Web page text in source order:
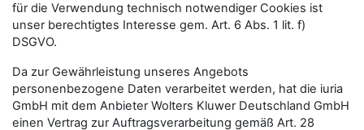
für die Verwendung technisch notwendiger Cookies ist
unser berechtigtes Interesse gem. Art. 6 Abs. 1 lit. f)
DSGVO.
Da zur Gewährleistung unseres Angebots
personenbezogene Daten verarbeitet werden, hat die iuria
GmbH mit dem Anbieter Wolters Kluwer Deutschland GmbH
einen Vertrag zur Auftragsverarbeitung gemäß Art. 28